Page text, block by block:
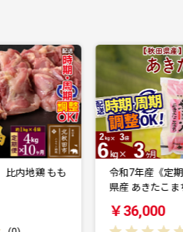
令和7年産《定期便3ヶ月》秋
県産 あきたこまち …